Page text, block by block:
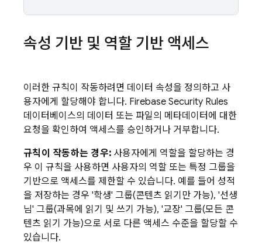
속성 기반 및 역할 기반 액세스
이러한 규칙이 작동하려면 데이터 속성을 정의하고 사
용자에게 할당해야 합니다. Firebase Security Rules
데이터베이스의 데이터 또는 파일의 메타데이터에 대한
요청을 확인하여 액세스를 승인하거나 거부합니다.
규칙이 작동하는 경우: 사용자에게 역할을 할당하는 경
우 이 규칙을 사용하면 사용자의 역할 또는 특정 그룹을
기반으로 액세스를 제한할 수 있습니다. 예를 들어 성적
을 저장하는 경우 '학생' 그룹(콘텐츠 읽기만 가능), '선생
님' 그룹(과목에 읽기 및 쓰기 가능), '교장' 그룹(모든 콘
텐츠 읽기 가능)으로 서로 다른 액세스 수준을 할당할 수
있습니다.